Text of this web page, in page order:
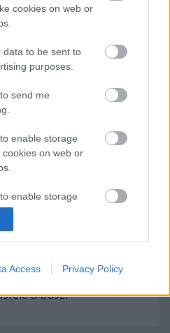
cookies on web or
data to be sent to
purposes.
send me
enable storage
on web or
enable storage
the website or app.
enable storage
authentication
and other
Access Privacy Policy
a busz?